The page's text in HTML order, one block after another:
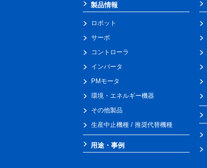
製品情報
ロボット
サーボ
コントローラ
インバータ
PMモータ
環境・エネルギー機器
その他製品
生産中止機種 / 推奨代替機種
用途・事例